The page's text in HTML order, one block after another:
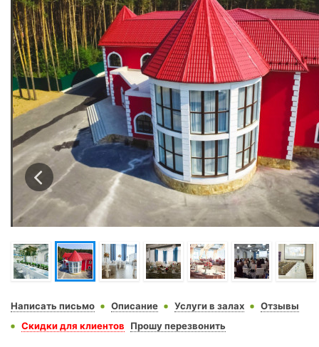
Написать письмо Описание Услуги в залах
Отзывы
Скидки для клиентов
Прошу перезвонить